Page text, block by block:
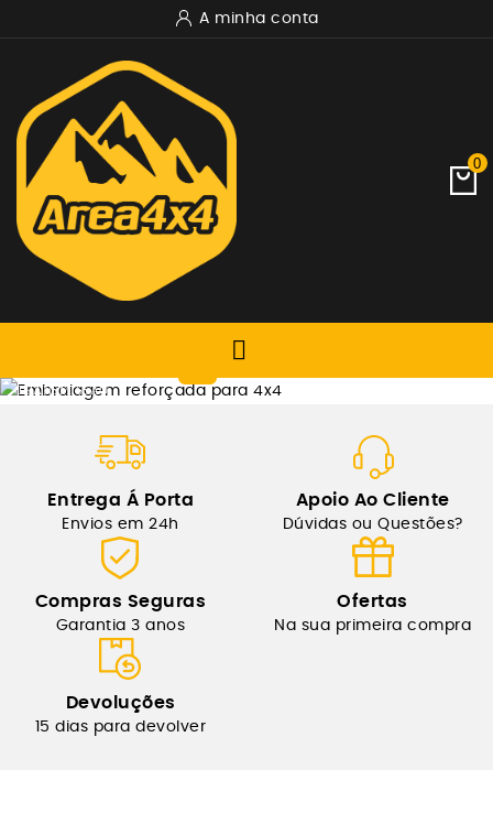
A minha conta
0

TRANSMISSÃO
XTREME OUTBACK
Entrega Á Porta
Envios em 24h
Compras Seguras
Garantia 3 anos
Devoluções
15 dias para devolver
Apoio Ao Cliente
Dúvidas ou Questões?
Ofertas
Na sua primeira compra